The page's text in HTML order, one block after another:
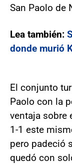
San Paolo de
Lea también:
donde murió
El conjunto
Paolo con la
ventaja sobre
1-1 este
pero padeció
quedó con